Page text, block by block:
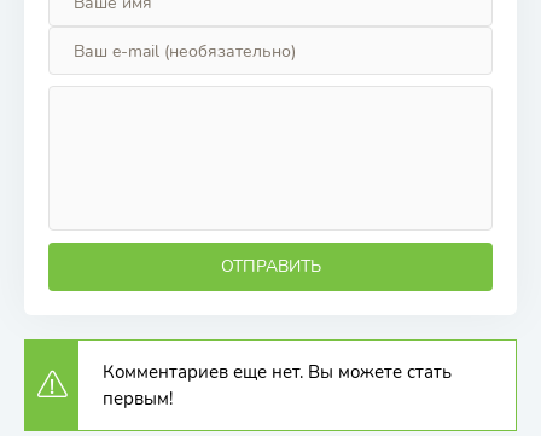
ОТПРАВИТЬ
Комментариев еще нет. Вы можете стать
первым!